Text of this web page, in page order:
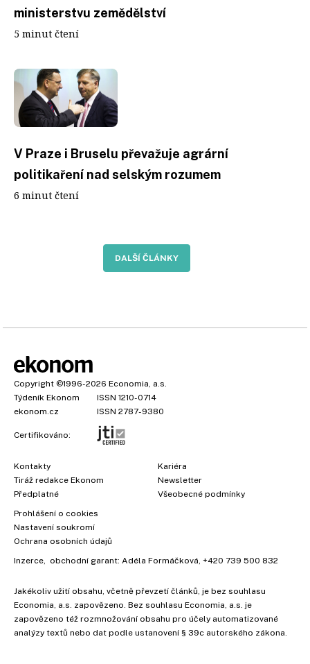
ministerstvu zemědělství
5 minut čtení
V Praze i Bruselu převažuje agrární
politikaření nad selským rozumem
6 minut čtení
DALŠÍ ČLÁNKY
Copyright ©1996-2026 Economia, a.s.
Týdeník Ekonom
ISSN 1210-0714
ekonom.cz
ISSN 2787-9380
Certifikováno:
Kontakty
Tiráž redakce Ekonom
Předplatné
Kariéra
Newsletter
Všeobecné podmínky
Prohlášení o cookies
Nastavení soukromí
Ochrana osobních údajů
Inzerce, obchodní garant: Adéla Formáčková, +420 739 500 832
Jakékoliv užití obsahu, včetně převzetí článků, je bez souhlasu
Economia, a.s. zapovězeno. Bez souhlasu Economia, a.s. je
zapovězeno též rozmnožování obsahu pro účely automatizované
analýzy textů nebo dat podle ustanovení § 39c autorského zákona.